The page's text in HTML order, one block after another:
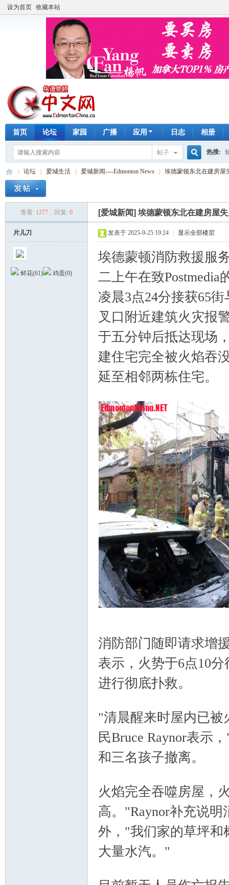
设为首页 收藏本站
首页 论坛 家园 广播 应用 日志 相册
帖子
搜
索
热搜:
手工皂
论坛
›
爱城生活
›
爱城新闻----Edmonton News
›
埃德蒙顿东北在建房屋
查看: 1277 回复: 0 [爱城新闻] 埃德蒙顿东北在建房屋
片儿刀
鲜花(61) 鸡蛋(0)
发表于 2025-9-25 19:24 显示全部楼层
埃德蒙顿消防救援服
二上午在致Postmedia
凌晨3点24分接获65街
叉口附近建筑火灾报
于五分钟后抵达现场
建住宅完全被火焰吞
延至相邻两栋住宅。
消防部门随即请求增
表示，火势于6点10
进行彻底扑救。
"清晨醒来时屋内已被
民Bruce Raynor表示
和三名孩子撤离。
火焰完全吞噬房屋，
高。"Raynor补充说
外，"我们家的草坪和
大量水汽。"